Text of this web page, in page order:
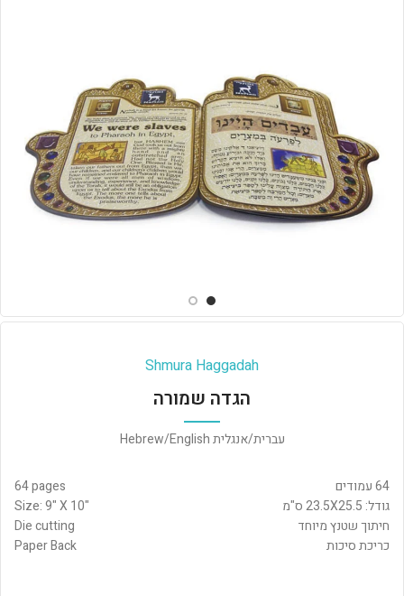
Shmura Haggadah
הגדה שמורה
עברית/אנגלית Hebrew/English
64 pages
Size: 9" X 10"
Die cutting
Paper Back
64 עמודים
גודל: 23.5X25.5 ס"מ
חיתוך שטנץ מיוחד
כריכת סיכות